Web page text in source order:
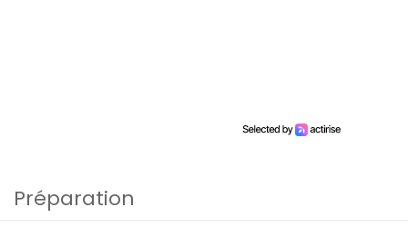
Préparation